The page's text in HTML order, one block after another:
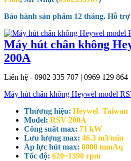
Bảo hành sản phẩm 12 tháng. Hỗ
Máy hút chân không
200A
Liên hệ - 0902 335 707 | 0969 129 864
Máy hút chân không Heywel model
Thương hiệu: Heywel- Taiwan
Model: RSV-200A
Công suất max: 71 kW
Lưu lượng max: 46.3 m3/min
Áp lực hút max: 8000 mmAq
Tốc độ: 620~1390 rpm